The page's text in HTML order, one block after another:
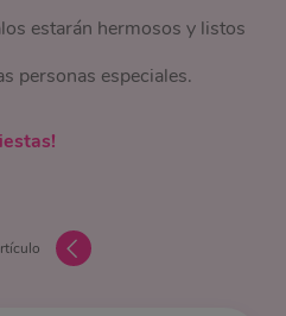
estarán hermosos y listos
personas especiales.